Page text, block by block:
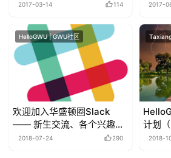
2017-03-14 114 2017-
HelloGWU | GWU社区
欢迎加入华盛顿圈Slack
—— 新生交流、各个兴趣小
组等
2018-07-24 290
计划
2018-